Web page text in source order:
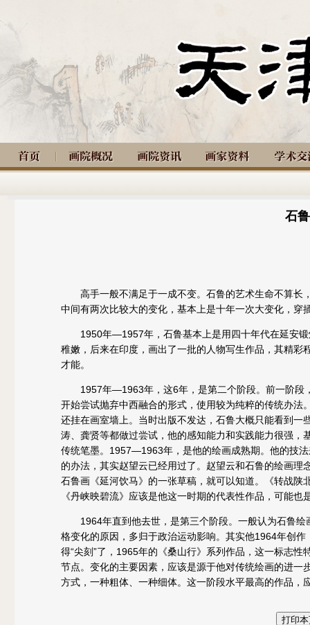
石
高手一般不满足于一成不变。石鲁的艺术生命不算
中间有两次比较大的变化，基本上是十年一次大变化，
1950年—1957年，石鲁基本上是用四十年代在延安
稚嫩，后来在印度，画出了一批的人物写生作品，其精
才能。
1957年—1963年，这6年，是第二个阶段。前一阶段
开始尝试抛弃中西融合的形式，使用较为纯粹的传统办
还挂在画室墙上。当时出版不发达，石鲁大概只能看到
涛、龚贤等都做过尝试，他的感知能力和实践能力很强
传统笔墨。1957—1963年，是他的绘画成熟期。他的技
的办法，其实赵望云已经用过了。赵望云和石鲁的绘画
石鲁画《延河饮马》的一张草稿，就可以知道。《转战
《丹峡映碧流》应该是他这一时期的代表性作品，可能也
1964年直到他去世，是第三个阶段。一般认为石鲁
格变化的原因，多归于政治运动影响。其实他1964年创
得“尖刻”了，1965年的《桑山行》系列作品，这一标志
节点。变化的主要因素，应该是源于他对传统绘画的进
方式，一种粗体、一种细体。这一阶段水平最高的作品，